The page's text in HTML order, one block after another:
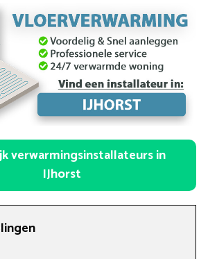
verwarmingsinstallateurs in
IJhorst